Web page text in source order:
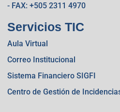
- FAX: +505 2311 4970
Servicios TIC
Aula Virtual
Correo Institucional
Sistema Financiero SIGFI
Centro de Gestión de